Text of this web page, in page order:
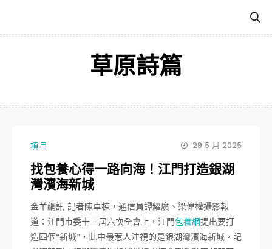
主
草原詩篇
項目 29 5 月 2025
找包養心得一路向海！江門打造銀湖
灣濱海新城
金羊網訊 記者陳卓棟，通信員譚耀廣、梁偉權攝影報
道：江門市委十三屆六次全會上，江門包養網提出要打
造四個“新城”，此中最惹人注視的是銀湖灣濱海新城。記